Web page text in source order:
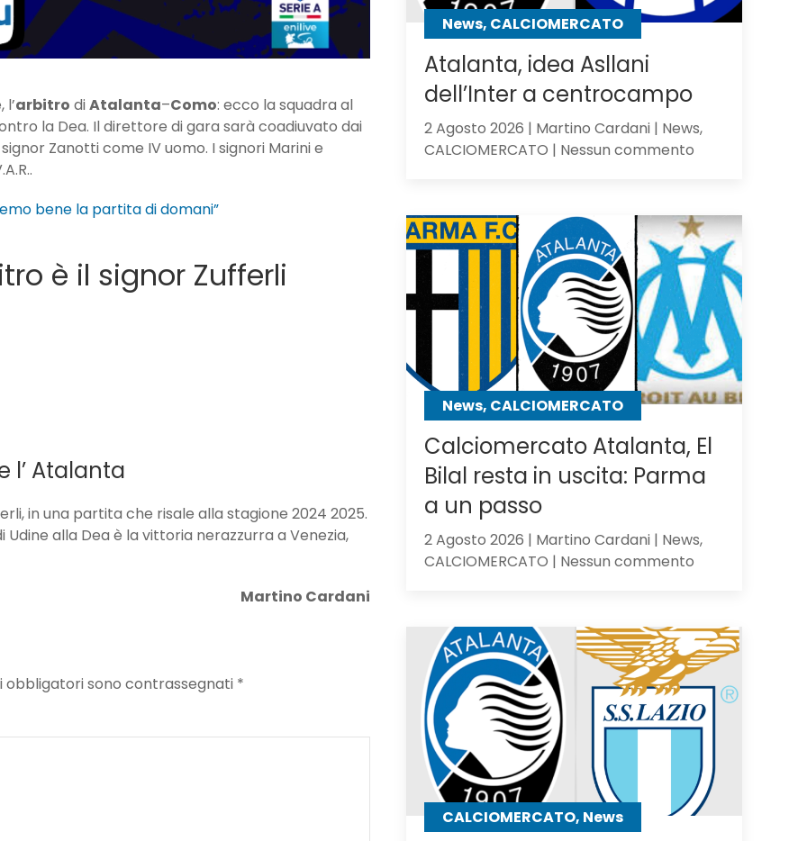
arbitro diAtalanta–Como: ecco la squadra al
la Dea. Il direttore di gara sarà coadiuvato dai
Zanotti come IV uomo. I signori Marini e
bene la partita di domani”
è il signor Zufferli
l’ Atalanta
in una partita che risale alla stagione 2024 2025.
Udine alla Dea è la vittoria nerazzurra a Venezia,
Martino Cardani
obbligatori sono contrassegnati *
contro
gli
News, CALCIOMERCATO
Atalanta, idea Asllani
dell’Inter a centrocampo
2 Agosto 2026 | Martino Cardani | News,
CALCIOMERCATO | Nessun commentosu
Asllani
dell’Inter
a
centrocampo
News, CALCIOMERCATO
Calciomercato Atalanta, El
Bilal resta in uscita: Parma
a un passo
2 Agosto 2026 | Martino Cardani | News,
CALCIOMERCATO | Nessun commentosu
El
Bilal
resta
in
uscita:
Parma
un
passo
CALCIOMERCATO, News